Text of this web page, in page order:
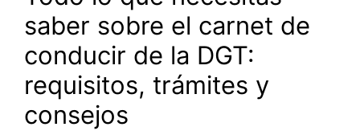
saber sobre el carnet de
conducir de la DGT:
requisitos, trámites y
consejos